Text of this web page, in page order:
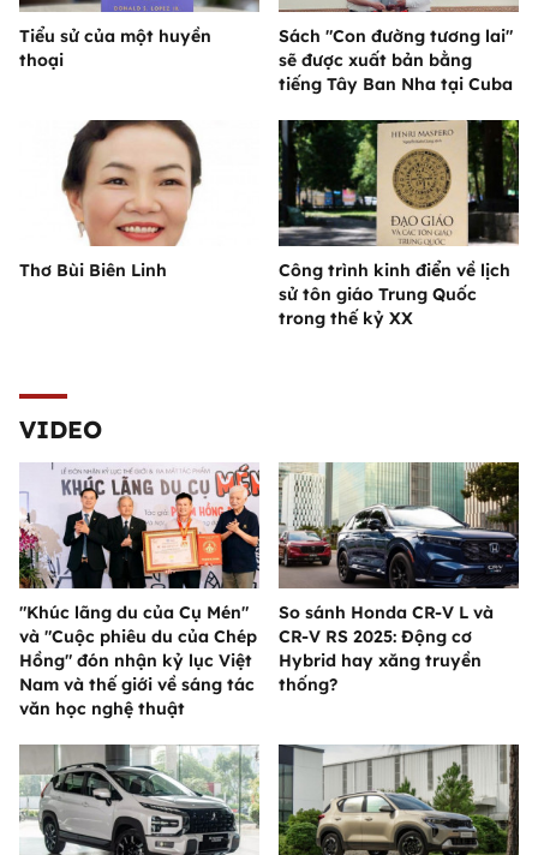
Tiểu sử của một huyền
thoại
Sách "Con đường tương lai"
sẽ được xuất bản bằng
tiếng Tây Ban Nha tại Cuba
Thơ Bùi Biên Linh
Công trình kinh điển về lịch
sử tôn giáo Trung Quốc
trong thế kỷ XX
VIDEO
"Khúc lãng du của Cụ Mén"
và "Cuộc phiêu du của Chép
Hồng" đón nhận kỷ lục Việt
Nam và thế giới về sáng tác
văn học nghệ thuật
So sánh Honda CR-V L và
CR-V RS 2025: Động cơ
Hybrid hay xăng truyền
thống?